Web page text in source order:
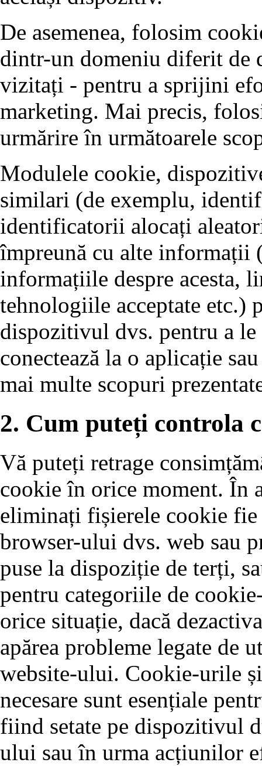
De asemenea, folosim
dintr-un domeniu diferit de
vizitați - pentru a sprijini
marketing. Mai precis,
urmărire în următoarele
Modulele cookie,
similari (de exemplu,
identificatorii alocați
împreună cu alte informații
informațiile despre acesta,
tehnologiile acceptate etc.)
dispozitivul dvs. pentru a le
conectează la o aplicație
mai multe scopuri
2. Cum puteți controla
Vă puteți retrage
cookie în orice moment. În
eliminați fișierele cookie
browser-ului dvs. web sau
puse la dispoziție de terți,
pentru categoriile de
orice situație, dacă
apărea probleme legate de
website-ului. Cookie-urile
necesare sunt esențiale
fiind setate pe dispozitivul
ului sau în urma acțiunilor